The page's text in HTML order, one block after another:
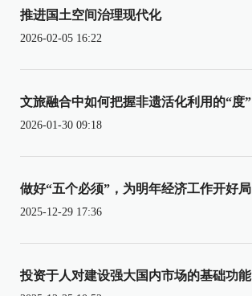
推进国土空间治理现代化
2026-02-05 16:22
文旅融合中如何把握非遗活化利用的“度”
2026-01-30 09:18
做好“五个必须”，为明年经济工作开好局
2025-12-29 17:36
投资于人对建设强大国内市场的基础功能